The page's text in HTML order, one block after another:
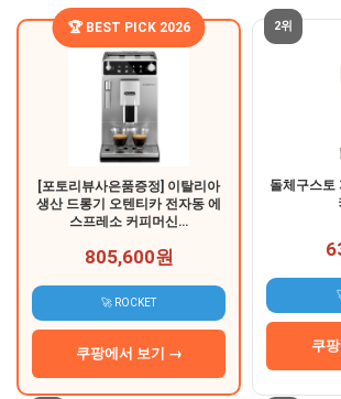
🏆 BEST PICK 2026
[포토리뷰사은품증정] 이탈리아
생산 드롱기 오텐티카 전자동 에
스프레소 커피머신…
805,600원
🚀 ROCKET
쿠팡에서 보기 →
2위
돌체구스토
쿠